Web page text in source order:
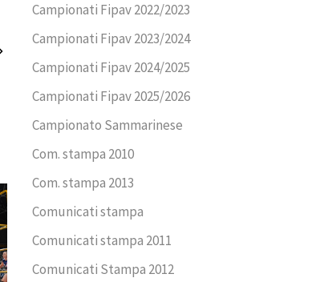
Campionati Fipav 2022/2023
Campionati Fipav 2023/2024
Campionati Fipav 2024/2025
Campionati Fipav 2025/2026
Campionato Sammarinese
Com. stampa 2010
Com. stampa 2013
Comunicati stampa
Comunicati stampa 2011
Comunicati Stampa 2012